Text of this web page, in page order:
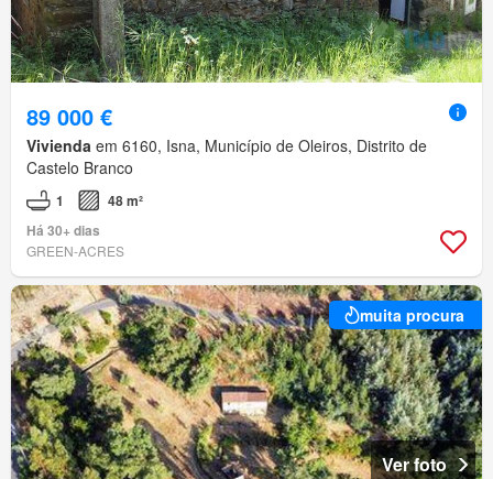
89 000 €
Vivienda em 6160, Isna, Município de Oleiros, Distrito de
Castelo Branco
1
48 m²
Há 30+ dias
GREEN-ACRES
muita procura
Ver foto